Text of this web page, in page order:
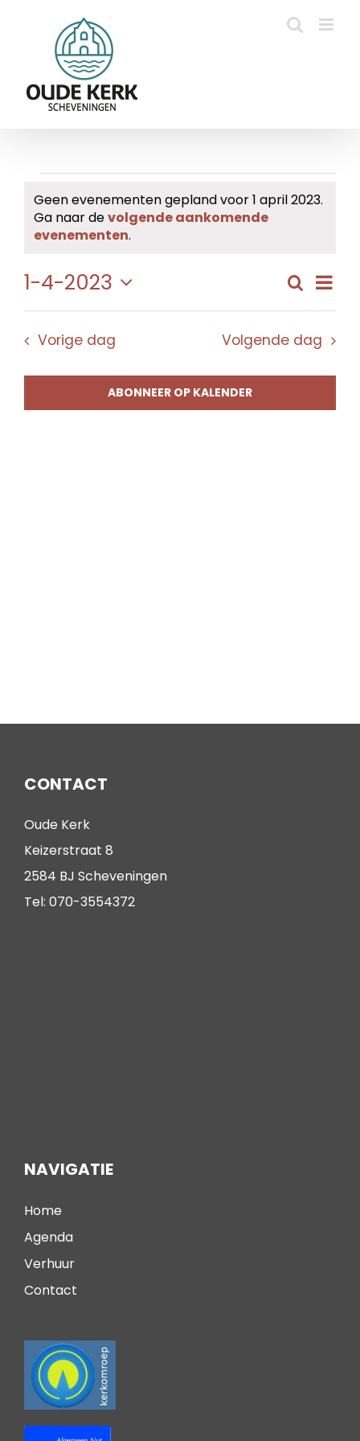
Evenementen
in
1
april
2023
Bericht
Geen evenementen gepland voor 1 april 2023.
Ga naar devolgende aankomende
evenementen.
en
Zoeken
Dag
1-4-2023
Selecteer
datum.
Vorige dag Volgende dag
ABONNEER OP KALENDER
CONTACT
Oude Kerk
Keizerstraat 8
2584 BJ Scheveningen
Tel: 070-3554372
NAVIGATIE
Home
Agenda
Verhuur
Contact